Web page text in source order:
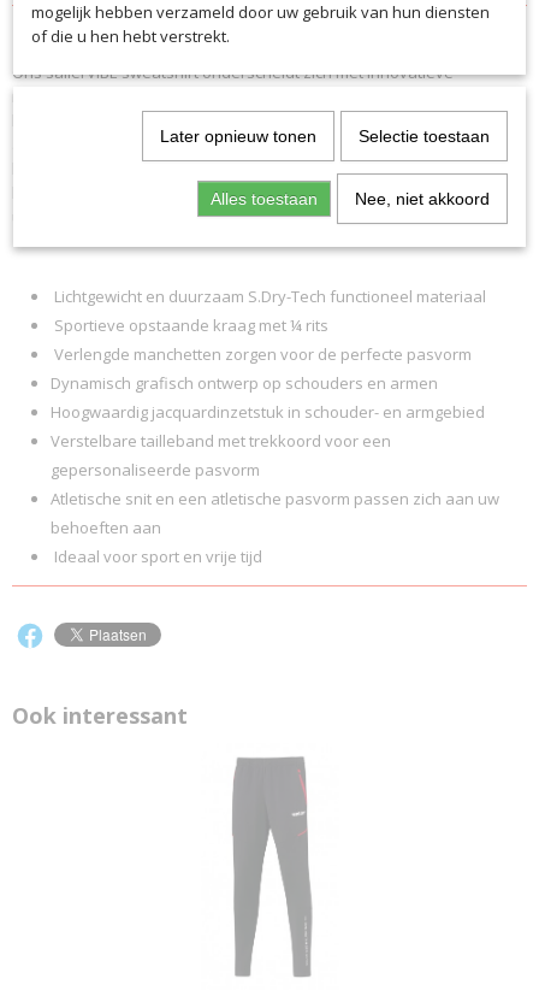
Productcode
6130
EAN code
Productcode leverancier
Omschrijving
Ons sallerVIBE sweatshirt onderscheidt zich met innovatieve
materialen en maximaal comfort. Het S.Dry-Tech materiaal is bijzonder
atletische pasvorm geeft je de nodige speelruimte voor snelle
bewegingen tijdens de training. Met de ¼ rits in de opstaande kraag
kan ook de ventilatie worden aangepast en wordt het aan- en
Lichtgewicht en duurzaam S.Dry-Tech functioneel materiaal
Sportieve opstaande kraag met ¼ rits
Verlengde manchetten zorgen voor de perfecte pasvorm
Dynamisch grafisch ontwerp op schouders en armen
Hoogwaardig jacquardinzetstuk in schouder- en armgebied
Verstelbare tailleband met trekkoord voor een
gepersonaliseerde pasvorm
Atletische snit en een atletische pasvorm passen zich aan uw
behoeften aan
Ideaal voor sport en vrije tijd
Ook interessant
mogelijk hebben verzameld door uw gebruik van hun diensten
of die u hen hebt verstrekt.
Later opnieuw tonen Selectie toestaan
Alles toestaan Nee, niet akkoord